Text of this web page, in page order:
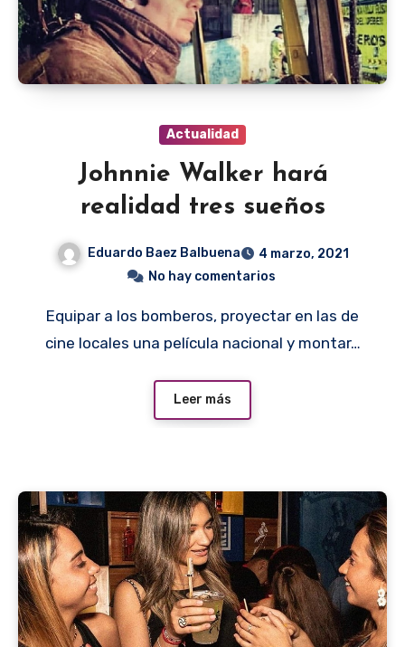
Actualidad
Johnnie Walker hará
realidad tres sueños
Eduardo Baez Balbuena
4 marzo, 2021
No hay comentarios
Equipar a los bomberos, proyectar en las de
cine locales una película nacional y montar…
Leer más